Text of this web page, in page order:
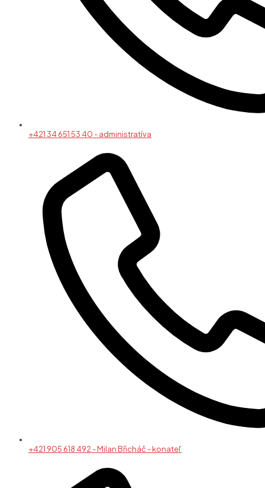
+421 34 651 53 40 - administratíva
+421 905 618 492 - Milan Břicháč - konateľ